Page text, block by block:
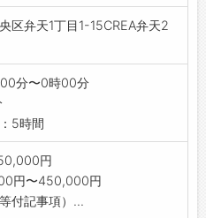
スタッフ、事務 等
区弁天1丁目1-15CREA弁天2
分〜0時00分
5時間
円
円〜450,000円
付記事項）...